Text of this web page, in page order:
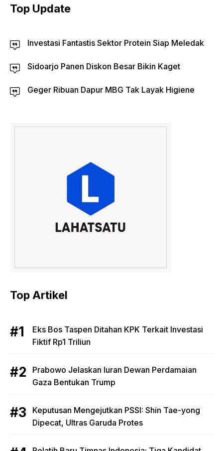
Top Update
Investasi Fantastis Sektor Protein Siap Meledak
Sidoarjo Panen Diskon Besar Bikin Kaget
Geger Ribuan Dapur MBG Tak Layak Higiene
Top Artikel
Eks Bos Taspen Ditahan KPK Terkait Investasi
Fiktif Rp1 Triliun
Prabowo Jelaskan Iuran Dewan Perdamaian
Gaza Bentukan Trump
Keputusan Mengejutkan PSSI: Shin Tae-yong
Dipecat, Ultras Garuda Protes